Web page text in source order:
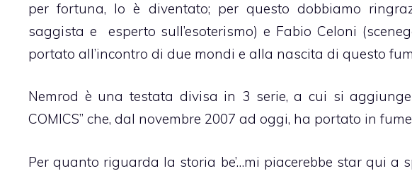
per fortuna, lo è diventato; per questo dobbiamo
saggista e esperto sull’esoterismo) e Fabio Celoni
portato all’incontro di due mondi e alla nascita di questo
Nemrod è una testata divisa in 3 serie, a cui si
COMICS” che, dal novembre 2007 ad oggi, ha portato in
Per quanto riguarda la storia be’…mi piacerebbe star qui a